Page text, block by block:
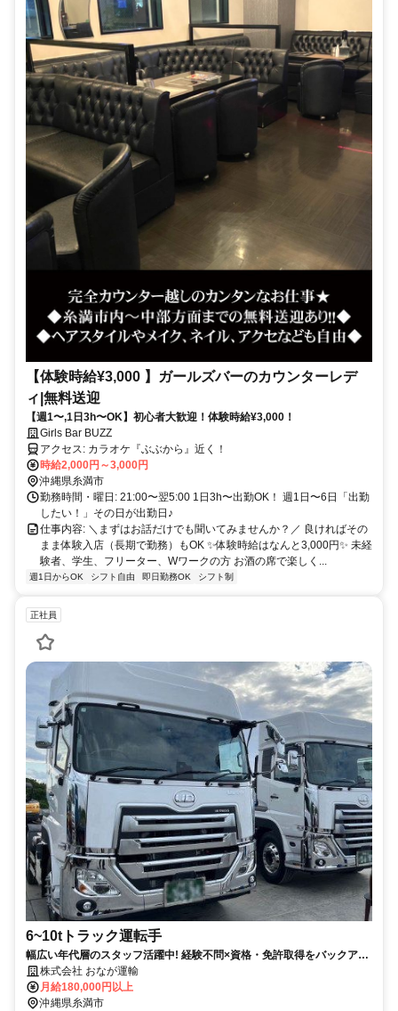
【体験時給¥3,000 】ガールズバーのカウンターレデ
ィ|無料送迎
【週1〜,1日3h〜OK】初心者大歓迎！体験時給¥3,000！
Girls Bar BUZZ
アクセス: カラオケ『ぶぶから』近く！
時給2,000円～3,000円
沖縄県糸満市
勤務時間・曜日: 21:00〜翌5:00 1日3h〜出勤OK！ 週1日〜6日「出勤
したい！」その日が出勤日♪
仕事内容: ＼まずはお話だけでも聞いてみませんか？／ 良ければその
まま体験入店（長期で勤務）もOK ✨️体験時給はなんと3,000円✨️ 未経
験者、学生、フリーター、Wワークの方 お酒の席で楽しく...
週1日からOK シフト自由 即日勤務OK シフト制
正社員
6~10tトラック運転手
幅広い年代層のスタッフ活躍中! 経験不問×資格・免許取得をバックアッ
プ◎株式会社 おなが運輸
月給180,000円以上
沖縄県糸満市